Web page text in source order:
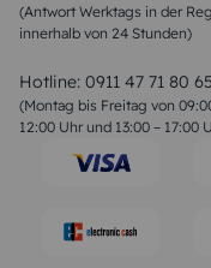
(Antwort Werktags in der
innerhalb von 24 Stunden)
Hotline: 0911 47 71 80 65
(Montag bis Freitag von
12:00 Uhr und 13:00 – 17:00
Sprüche zur Konfirmation &
Weihnachtsgedichte
Liebessprüche
Geburtstagssprüche
Trauersprüche
Konfirmation Glückwünsche